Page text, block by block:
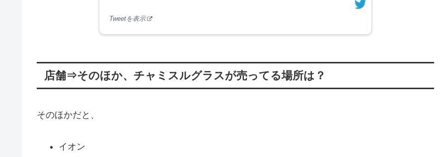
Tweetを表示
店舗⇒そのほか、チャミスルグラスが売ってる場所は？
そのほかだと、
イオン